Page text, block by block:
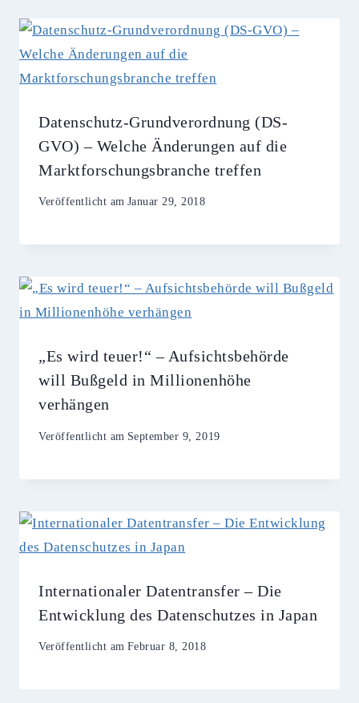
Datenschutz-Grundverordnung (DS-
GVO) – Welche Änderungen auf die
Marktforschungsbranche treffen
Veröffentlicht am Januar 29, 2018
„Es wird teuer!“ – Aufsichtsbehörde
will Bußgeld in Millionenhöhe
verhängen
Veröffentlicht am September 9, 2019
Internationaler Datentransfer – Die
Entwicklung des Datenschutzes in Japan
Veröffentlicht am Februar 8, 2018